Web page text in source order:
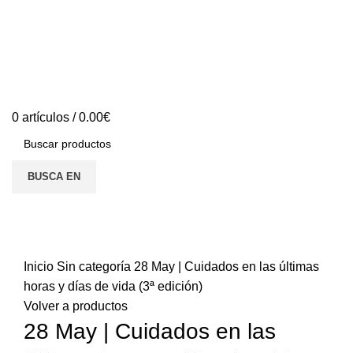
0 artículos / 0.00€
BUSCA EN
Inicio Sin categoría 28 May | Cuidados en las últimas
horas y días de vida (3ª edición)
Volver a productos
28 May | Cuidados en las